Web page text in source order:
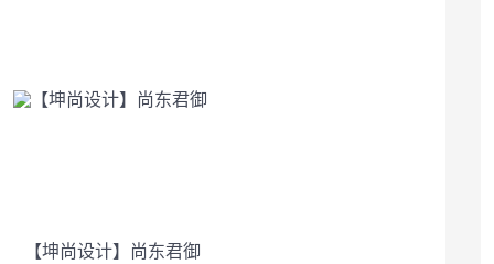
【坤尚设计】尚东君御